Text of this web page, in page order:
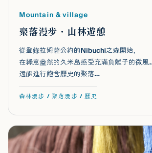
Mountain & village
聚落漫步・山林遊憩
從登錄拉姆薩公約的Nibuchi之森開始，
在綠意盎然的久米島感受充滿負離子的微風。
還能進行飽含歷史的聚落…
森林漫步 / 聚落漫步 / 歷史